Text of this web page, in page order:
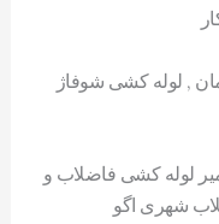
, لوله کشی شوفاژ
لوله کشی فاضلاب و
شهری اگو